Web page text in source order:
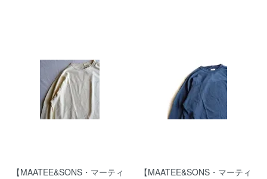
【MAATEE&SONS・マーティ
【MAATEE&SONS・マーティ